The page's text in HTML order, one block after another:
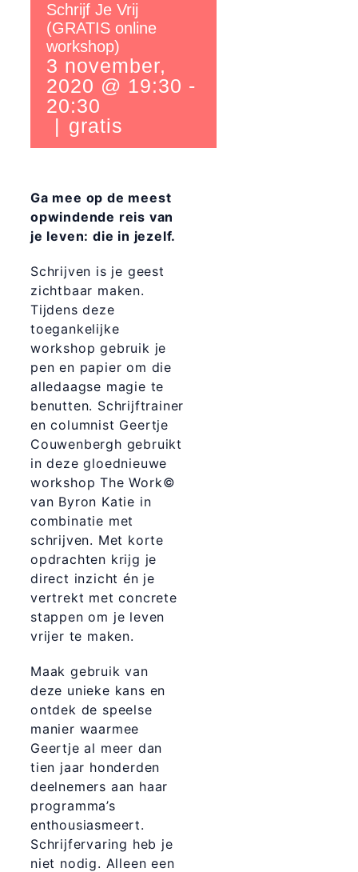
Schrijf Je Vrij
(GRATIS online
workshop)
3 november,
2020 @ 19:30 -
20:30
| gratis
Ga mee op de meest
opwindende reis van
je leven: die in jezelf.
Schrijven is je geest
zichtbaar maken.
Tijdens deze
toegankelijke
workshop gebruik je
pen en papier om die
alledaagse magie te
benutten. Schrijftrainer
en columnist Geertje
Couwenbergh gebruikt
in deze gloednieuwe
workshop The Work©
van Byron Katie in
combinatie met
schrijven. Met korte
opdrachten krijg je
direct inzicht én je
vertrekt met concrete
stappen om je leven
vrijer te maken.
Maak gebruik van
deze unieke kans en
ontdek de speelse
manier waarmee
Geertje al meer dan
tien jaar honderden
deelnemers aan haar
programma’s
enthousiasmeert.
Schrijfervaring heb je
niet nodig. Alleen een